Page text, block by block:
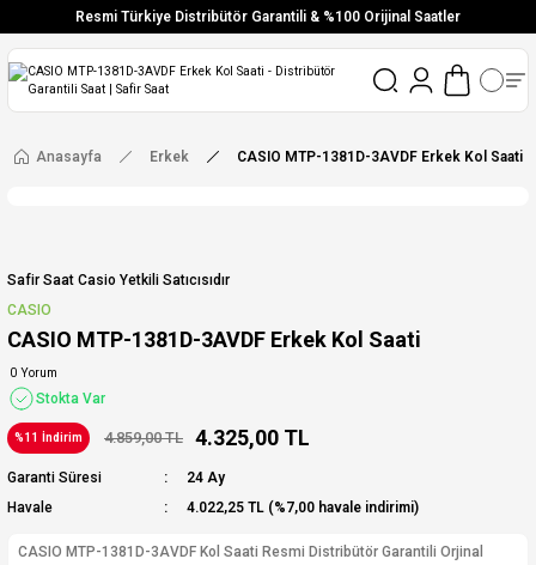
Resmi Türkiye Distribütör Garantili & %100 Orijinal Saatler
Vade Farksız 6 Taksit
Ücretsiz Kargo
Anasayfa Erkek CASIO MTP-1381D-3AVDF Erkek Kol Saati
Safir Saat Casio Yetkili Satıcısıdır
CASIO
CASIO MTP-1381D-3AVDF Erkek Kol Saati
0 Yorum
Stokta Var
%11 İndirim 4.859,00 TL 4.325,00 TL
Garanti Süresi
24 Ay
Havale
4.022,25 TL (%7,00 havale indirimi)
CASIO MTP-1381D-3AVDF Kol Saati Resmi Distribütör Garantili Orjinal